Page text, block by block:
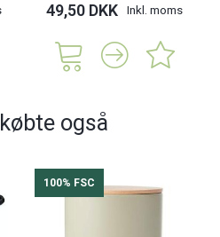
49,50 DKK Inkl. moms
også
100% FSC